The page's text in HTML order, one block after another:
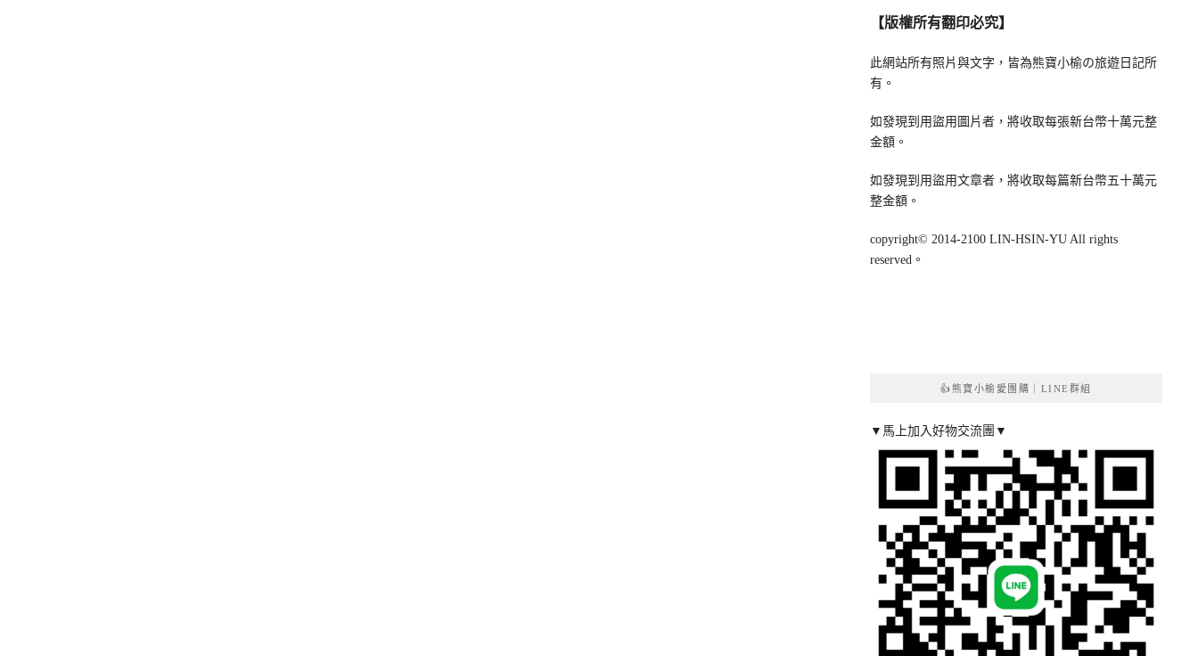
【版權所有翻印必究】
此網站所有照片與文字，皆為熊寶小榆の旅遊日記所
有。
如發現到用盜用圖片者，將收取每張新台幣十萬元整
金額。
如發現到用盜用文章者，將收取每篇新台幣五十萬元
整金額。
copyright© 2014-2100 LIN-HSIN-YU All rights
reserved。
👍熊寶小榆愛團購｜LINE群組
▼馬上加入好物交流團▼